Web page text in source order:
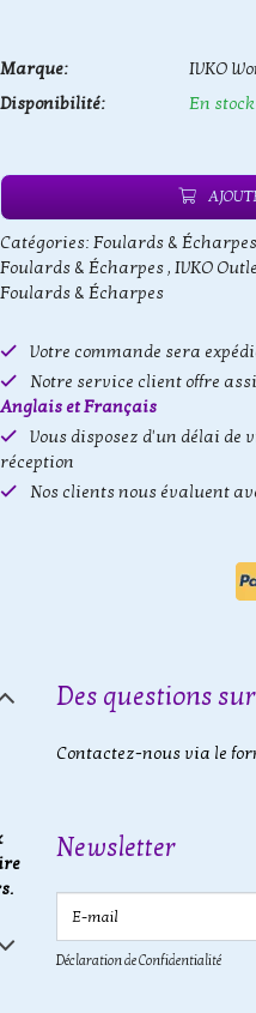
Marque:
IVKO
Disponibilité:
En stock
Catégories: Foulards & Écharpes
Foulards & Écharpes, IVKO
Foulards & Écharpes
Votre commande sera
Notre service client offre
Anglais et Français
Vous disposez d'un délai
réception
Nos clients nous évaluent
Des questions
Contactez-nous via le
Newsletter
E-mail
Déclaration de Confidentialité